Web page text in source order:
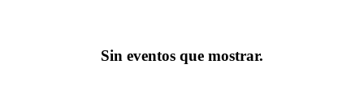
Sin eventos que mostrar.